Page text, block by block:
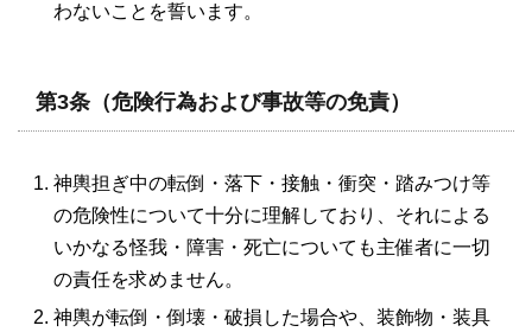
わないことを誓います。
第3条（危険行為および事故等の免責）
神輿担ぎ中の転倒・落下・接触・衝突・踏みつけ等
の危険性について十分に理解しており、それによる
いかなる怪我・障害・死亡についても主催者に一切
の責任を求めません。
神輿が転倒・倒壊・破損した場合や、装飾物・装具